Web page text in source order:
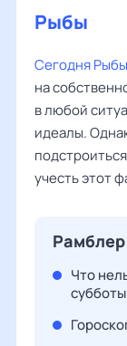
Рыбы
Сегодня Рыбы
на
в любой
идеалы.
учесть этот
Что